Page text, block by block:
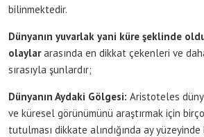
bilinmektedir.
Dünyanın yuvarlak yani küre şeklinde
olaylararasında en dikkat çekenleri ve
sırasıyla şunlardır;
Dünyanın Aydaki Gölgesi: Aristoteles
ve küresel görünümünü araştırmak için
tutulması dikkate alındığında ay